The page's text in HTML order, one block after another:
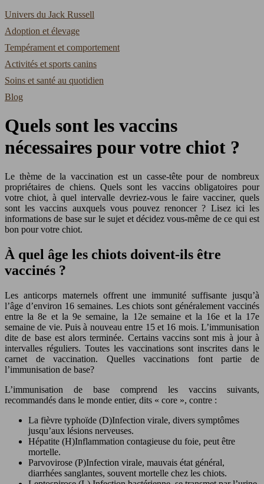
Univers du Jack Russell
Adoption et élevage
Tempérament et comportement
Activités et sports canins
Soins et santé au quotidien
Blog
Quels sont les vaccins
nécessaires pour votre chiot ?
Le thème de la vaccination est un casse-tête pour de nombreux
propriétaires de chiens. Quels sont les vaccins obligatoires pour
votre chiot, à quel intervalle devriez-vous le faire vacciner, quels
sont les vaccins auxquels vous pouvez renoncer ? Lisez ici les
informations de base sur le sujet et décidez vous-même de ce qui est
bon pour votre chiot.
À quel âge les chiots doivent-ils être
vaccinés ?
Les anticorps maternels offrent une immunité suffisante jusqu’à
l’âge d’environ 16 semaines. Les chiots sont généralement vaccinés
entre la 8e et la 9e semaine, la 12e semaine et la 16e et la 17e
semaine de vie. Puis à nouveau entre 15 et 16 mois. L’immunisation
dite de base est alors terminée. Certains vaccins sont mis à jour à
intervalles réguliers. Toutes les vaccinations sont inscrites dans le
carnet de vaccination. Quelles vaccinations font partie de
l’immunisation de base?
L’immunisation de base comprend les vaccins suivants,
recommandés dans le monde entier, dits « core », contre :
La fièvre typhoïde (D)Infection virale, divers symptômes
jusqu’aux lésions nerveuses.
Hépatite (H)Inflammation contagieuse du foie, peut être
mortelle.
Parvovirose (P)Infection virale, mauvais état général,
diarrhées sanglantes, souvent mortelle chez les chiots.